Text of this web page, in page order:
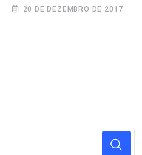
20 DE DEZEMBRO DE 2017